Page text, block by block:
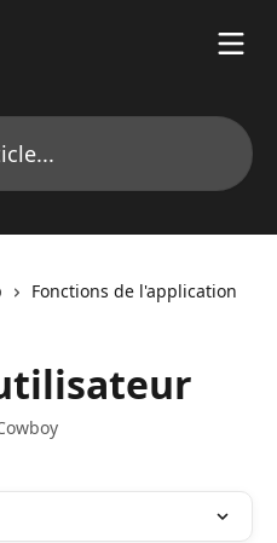
Fonctions de l'application